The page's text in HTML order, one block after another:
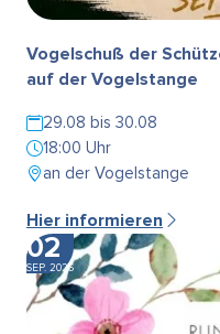
Vogelschuß der
auf der Vogelstange
29.08 bis 30.08
18:00 Uhr
an der Vogelstange
Hier informieren
02
SEP. 2026